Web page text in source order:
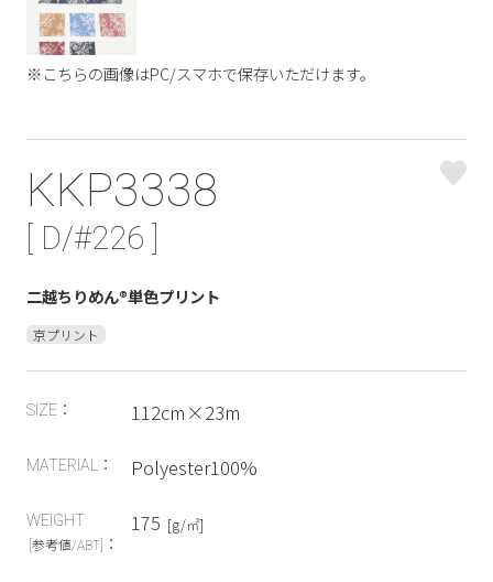
※こちらの画像はPC/スマホで保存いただけます。
KKP3338
[ D/#226 ]
二越ちりめん®単色プリント
京プリント
SIZE： 112cm×23m
MATERIAL： Polyester100%
WEIGHT
[参考値/ABT] ：
175 [g/㎡]